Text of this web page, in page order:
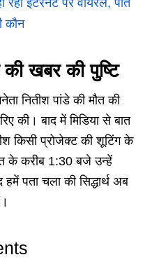
रही इंटरनेट पर वायरल, पति
कौन
की खबर की पुष्टि
नितीश पांडे की मौत की
की। बाद में मिडिया से बात
किसी प्रोजेक्ट की शूटिंग के
के करीब 1:30 बजे उन्हें
पता चला की सिद्धार्थ अब